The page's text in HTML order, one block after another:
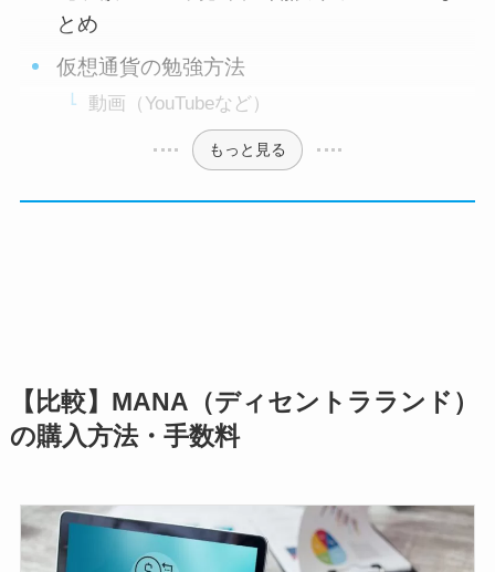
とめ
仮想通貨の勉強方法
動画（YouTubeなど）
もっと見る
【比較】MANA（ディセントラランド）
の購入方法・手数料